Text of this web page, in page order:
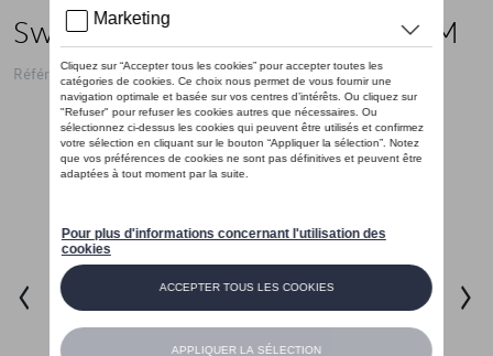
Sweat à capuche VW GTI, noir - M
Référence: 3A5084051B 041